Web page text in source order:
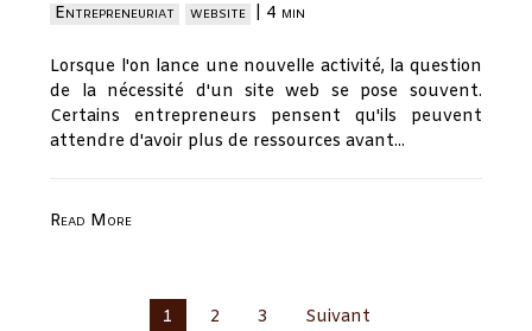
Entrepreneuriat website 4 min
Lorsque l'on lance une nouvelle activité, la question
de la nécessité d'un site web se pose souvent.
Certains entrepreneurs pensent qu'ils peuvent
attendre d'avoir plus de ressources avant...
Read More
1 2 3 Suivant